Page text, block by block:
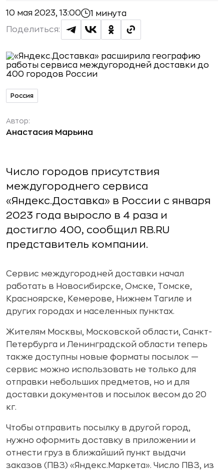
10 мая 2023, 13:00 1 минута
Поделиться:
Россия
Автор:
Анастасия Марьина
Число городов присутствия
междугороднего сервиса
«Яндекс.Доставка» в России с января
2023 года выросло в 4 раза и
достигло 400, сообщил RB.RU
представитель компании.
Сервис междугородней доставки начал
работать в Новосибирске, Омске, Томске,
Красноярске, Кемерове, Нижнем Тагиле и
других городах и населенных пунктах.
Жителям Москвы, Московской области, Санкт-
Петербурга и Ленинградской области теперь
также доступны новые форматы посылок —
сервис можно использовать не только для
отправки небольших предметов, но и для
доставки документов и посылок весом до 20
кг.
Чтобы отправить посылку в другой город,
нужно оформить доставку в приложении и
отнести груз в ближайший пункт выдачи
заказов (ПВЗ) «Яндекс.Маркета». Число ПВЗ, из